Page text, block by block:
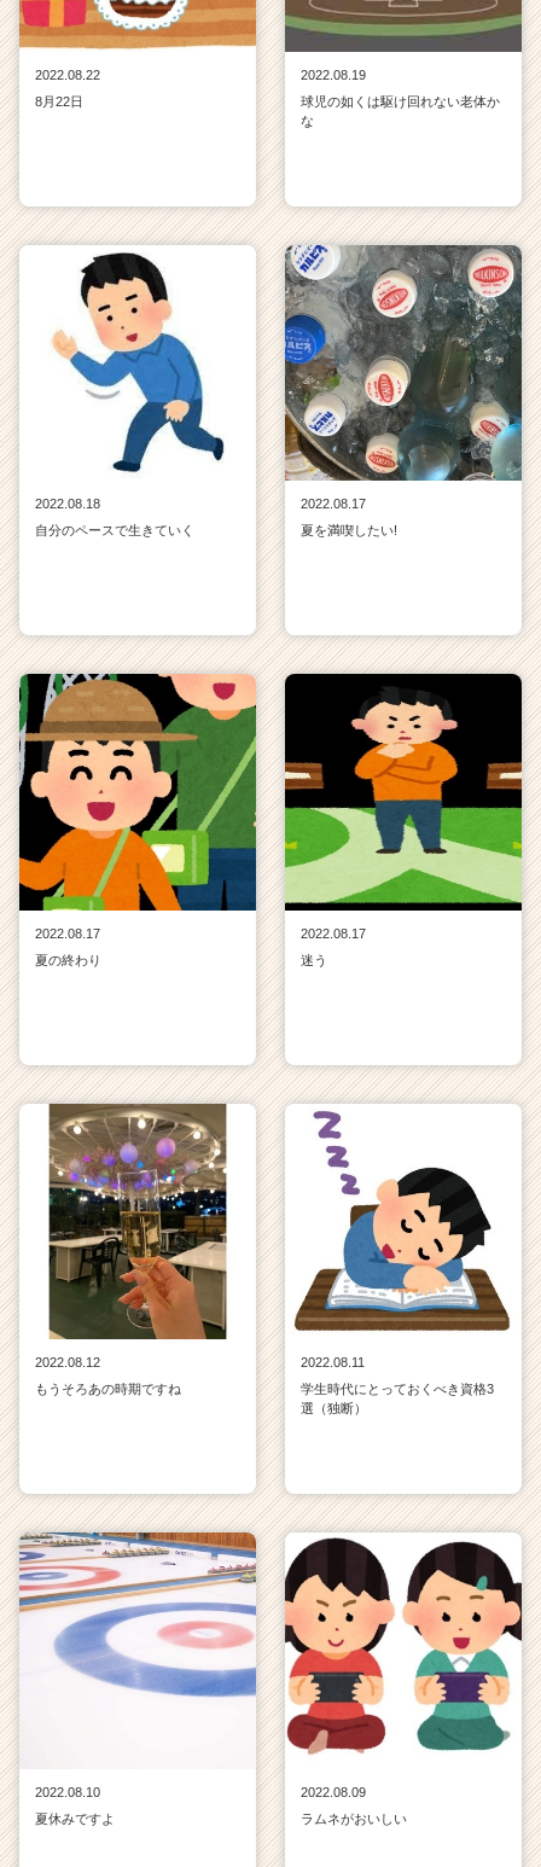
2022.08.22
8月22日
2022.08.19
球児の如くは駆け回れない老体か
な
2022.08.18
自分のペースで生きていく
2022.08.17
夏を満喫したい!
2022.08.17
夏の終わり
2022.08.17
迷う
2022.08.12
もうそろあの時期ですね
2022.08.11
学生時代にとっておくべき資格3
選（独断）
2022.08.10
夏休みですよ
2022.08.09
ラムネがおいしい